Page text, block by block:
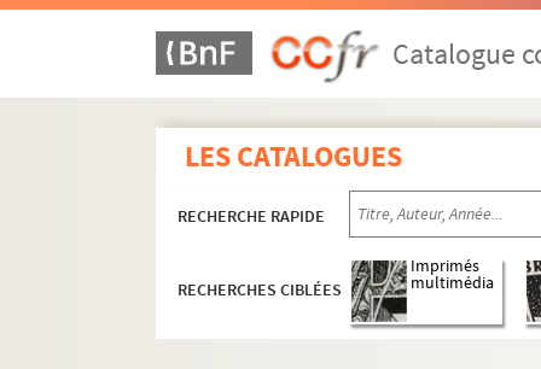
Catalogue
LES CATALOGUES
RECHERCHE RAPIDE
RECHERCHES CIBLÉES
Imprimés
multimédia